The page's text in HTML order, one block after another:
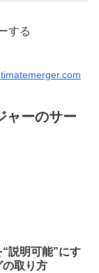
する
ャーのサー
説明可能”にす
の取り方